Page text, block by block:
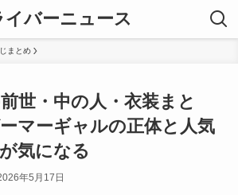
イバーニュース
まとめ
世・中の人・衣装まと
マーギャルの正体と人気
気になる
年5月17日